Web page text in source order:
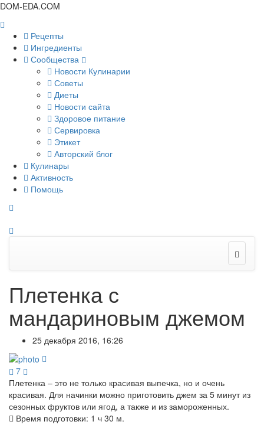
DOM-EDA.COM
Рецепты
Ингредиенты
Сообщества
Новости Кулинарии
Советы
Диеты
Новости сайта
Здоровое питание
Сервировка
Этикет
Авторский блог
Кулинары
Активность
Помощь
Плетенка с
мандариновым джемом
25 декабря 2016, 16:26
7
Плетенка – это не только красивая выпечка, но и очень
красивая. Для начинки можно приготовить джем за 5 минут из
сезонных фруктов или ягод, а также и из замороженных.
Время подготовки: 1 ч 30 м.